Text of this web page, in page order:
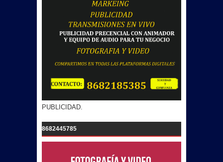
PUBLICIDAD.
8682445785